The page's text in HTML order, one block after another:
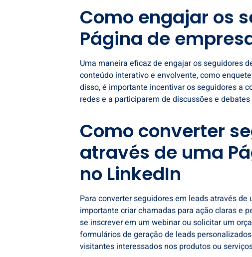
Como engajar os
Página de
Uma maneira eficaz de engajar os seguidores
conteúdo interativo e envolvente, como
disso, é importante incentivar os seguidores a
redes e a participarem de discussões e
Como converter
através de uma
no LinkedIn
Para converter seguidores em leads através
importante criar chamadas para ação claras e
se inscrever em um webinar ou solicitar um
formulários de geração de leads
visitantes interessados nos produtos ou